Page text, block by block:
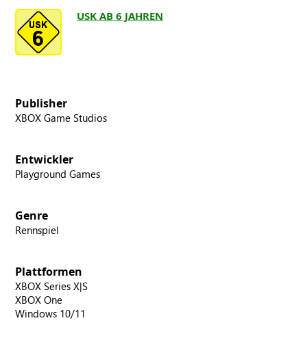
USK AB 6 JAHREN
Publisher
XBOX Game Studios
Entwickler
Playground Games
Genre
Rennspiel
Plattformen
XBOX Series X|S
XBOX One
Windows 10/11